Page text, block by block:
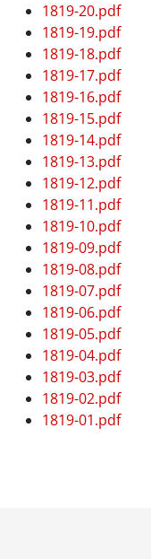
1819-20.pdf
1819-19.pdf
1819-18.pdf
1819-17.pdf
1819-16.pdf
1819-15.pdf
1819-14.pdf
1819-13.pdf
1819-12.pdf
1819-11.pdf
1819-10.pdf
1819-09.pdf
1819-08.pdf
1819-07.pdf
1819-06.pdf
1819-05.pdf
1819-04.pdf
1819-03.pdf
1819-02.pdf
1819-01.pdf